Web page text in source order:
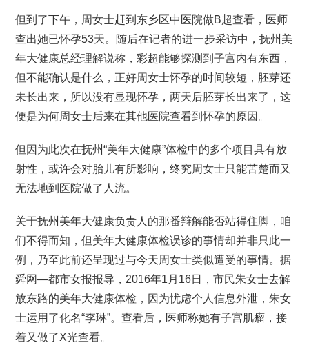
但到了下午，周女士赶到东乡区中医院做B超查看，医师
查出她已怀孕53天。随后在记者的进一步采访中，抚州美
年大健康总经理解说称，彩超能够探测到子宫内有东西，
但不能确认是什么，正好周女士怀孕的时间较短，胚芽还
未长出来，所以没有显现怀孕，两天后胚芽长出来了，这
便是为何周女士后来在其他医院查看到怀孕的原因。
但因为此次在抚州“美年大健康”体检中的多个项目具有放
射性，或许会对胎儿有所影响，终究周女士只能苦楚而又
无法地到医院做了人流。
关于抚州美年大健康负责人的那番辩解能否站得住脚，咱
们不得而知，但美年大健康体检误诊的事情却并非只此一
例，乃至此前还呈现过与今天周女士类似遭受的事情。据
舜网—都市女报报导，2016年1月16日，市民朱女士去解
放东路的美年大健康体检，因为忧虑个人信息外泄，朱女
士运用了化名“李琳”。查看后，医师称她有子宫肌瘤，接
着又做了X光查看。